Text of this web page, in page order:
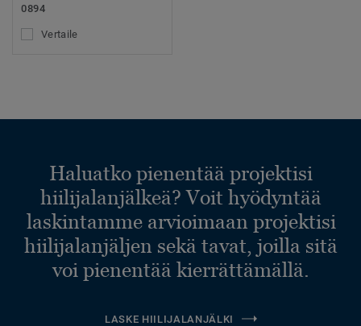
0894
Vertaile
Haluatko pienentää projektisi
hiilijalanjälkeä? Voit hyödyntää
laskintamme arvioimaan projektisi
hiilijalanjäljen sekä tavat, joilla sitä
voi pienentää kierrättämällä.
LASKE HIILIJALANJÄLKI